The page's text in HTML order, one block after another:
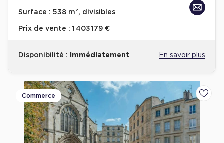
Surface : 538 m², divisibles
Prix de vente : 1 403 179 €
Disponibilité : Immédiatement En savoir plus
Commerce